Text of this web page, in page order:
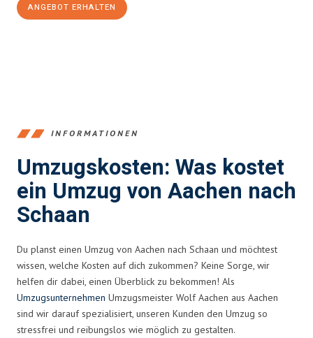
ANGEBOT ERHALTEN
INFORMATIONEN
Umzugskosten: Was kostet
ein Umzug von Aachen nach
Schaan
Du planst einen Umzug von Aachen nach Schaan und möchtest
wissen, welche Kosten auf dich zukommen? Keine Sorge, wir
helfen dir dabei, einen Überblick zu bekommen! Als
Umzugsunternehmen Umzugsmeister Wolf Aachen aus Aachen
sind wir darauf spezialisiert, unseren Kunden den Umzug so
stressfrei und reibungslos wie möglich zu gestalten.